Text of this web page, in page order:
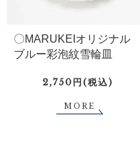
〇MARUKEIオリジナル
ブルー彩泡紋雪輪皿
2,750円(税込)
MORE